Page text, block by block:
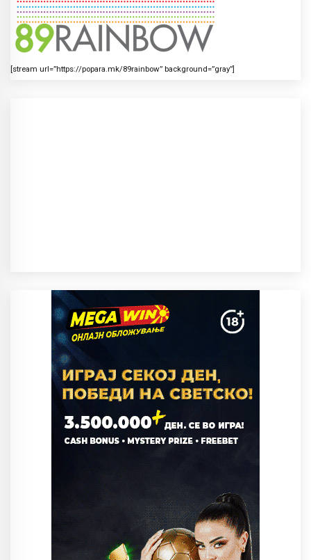
[stream url=”https://popara.mk/89rainbow” background=”gray”]